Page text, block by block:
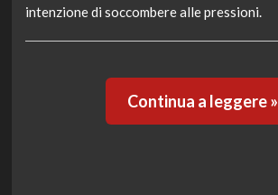
intenzione di soccombere alle pressioni.
Continua a leggere »